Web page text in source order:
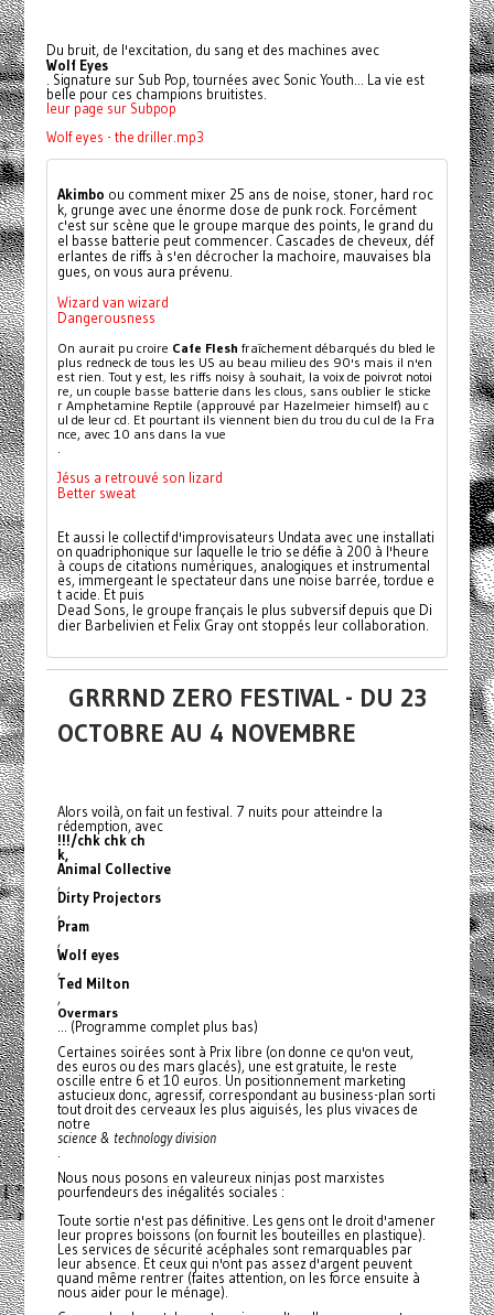
Du bruit, de l'excitation, du sang et des machines avec
Wolf Eyes
. Signature sur Sub Pop, tournées avec Sonic Youth... La vie est
belle pour ces champions bruitistes.
leur page sur Subpop
Wolf eyes - the driller.mp3
Akimbo ou comment mixer 25 ans de noise, stoner, hard roc
k, grunge avec une énorme dose de punk rock. Forcément
c'est sur scène que le groupe marque des points, le grand du
el basse batterie peut commencer. Cascades de cheveux, déf
erlantes de riffs à s'en décrocher la machoire, mauvaises bla
gues, on vous aura prévenu.
Wizard van wizard
Dangerousness
On aurait pu croire Cafe Flesh fraîchement débarqués du bled le
plus redneck de tous les US au beau milieu des 90's mais il n'en
est rien. Tout y est, les riffs noisy à souhait, la voix de poivrot notoi
re, un couple basse batterie dans les clous, sans oublier le sticke
r Amphetamine Reptile (approuvé par Hazelmeier himself) au c
ul de leur cd. Et pourtant ils viennent bien du trou du cul de la Fra
nce, avec 10 ans dans la vue
Jésus a retrouvé son lizard
Better sweat
Et aussi le collectif d'improvisateurs Undata avec une installati
on quadriphonique sur laquelle le trio se défie à 200 à l'heure
à coups de citations numériques, analogiques et instrumental
es, immergeant le spectateur dans une noise barrée, tordue e
t acide. Et puis
Dead Sons, le groupe français le plus subversif depuis que Di
dier Barbelivien et Felix Gray ont stoppés leur collaboration.
GRRRND ZERO FESTIVAL - DU 23
OCTOBRE AU 4 NOVEMBRE
Alors voilà, on fait un festival. 7 nuits pour atteindre la
rédemption, avec
!!!/chk chk ch
k,
Animal Collective
,
Dirty Projectors
,
Pram
,
Wolf eyes
,
Ted Milton
,
Overmars
... (Programme complet plus bas)
Certaines soirées sont à Prix libre (on donne ce qu'on veut,
des euros ou des mars glacés), une est gratuite, le reste
oscille entre 6 et 10 euros. Un positionnement marketing
astucieux donc, agressif, correspondant au business-plan sorti
tout droit des cerveaux les plus aiguisés, les plus vivaces de
notre
science & technology division
.
Nous nous posons en valeureux ninjas post marxistes
pourfendeurs des inégalités sociales :
Toute sortie n'est pas définitive. Les gens ont le droit d'amener
leur propres boissons (on fournit les bouteilles en plastique).
Les services de sécurité acéphales sont remarquables par
leur absence. Et ceux qui n'ont pas assez d'argent peuvent
quand même rentrer (faites attention, on les force ensuite à
nous aider pour le ménage).